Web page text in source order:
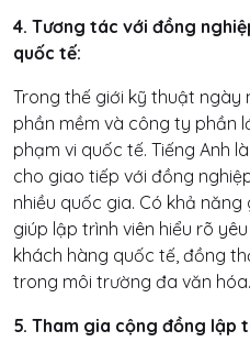
4. Tương tác với đồng
quốc tế:
Trong thế giới kỹ thuật ngày
phần mềm và công ty phần
phạm vi quốc tế. Tiếng Anh
cho giao tiếp với đồng
nhiều quốc gia. Có khả
giúp lập trình viên hiểu rõ
khách hàng quốc tế, đồng
trong môi trường đa văn hóa.
5. Tham gia cộng đồng lập